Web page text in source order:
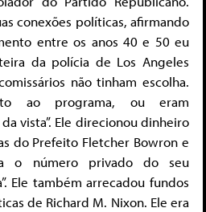
conexões políticas, afirmando
entre os anos 40 e 50 eu
da polícia de Los Angeles
não tinham escolha.
ao programa, ou eram
vista”. Ele direcionou dinheiro
do Prefeito Fletcher Bowron e
o número privado do seu
Ele também arrecadou fundos
de Richard M. Nixon. Ele era